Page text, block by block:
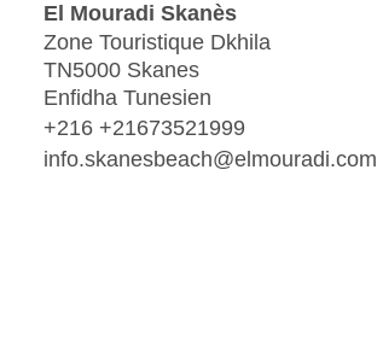
El Mouradi Skanès
Zone Touristique Dkhila
TN5000 Skanes
Enfidha Tunesien
+216 +21673521999
info.skanesbeach@elmouradi.com